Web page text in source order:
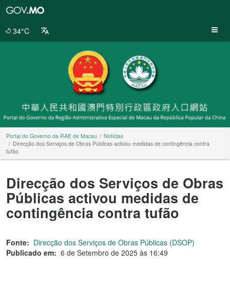
34°C
Portal do Governo da RAE de Macau
Notícias
Direcção dos Serviços de Obras Públicas activou medidas de contingência contra
tufão
Direcção dos Serviços de Obras
Públicas activou medidas de
contingência contra tufão
Fonte: Direcção dos Serviços de Obras Públicas (DSOP)
Publicado em: 6 de Setembro de 2025 às 16:49